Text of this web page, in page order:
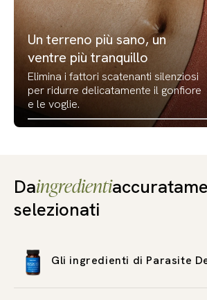
Un terreno più sano, un
ventre più tranquillo
Elimina i fattori scatenanti silenziosi
per ridurre delicatamente il gonfiore
e le voglie.
Daingredienti
selezionati
Gli ingredienti di Parasite